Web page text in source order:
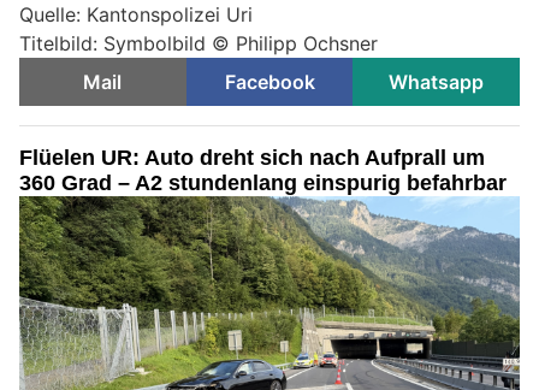
Quelle: Kantonspolizei Uri
Titelbild: Symbolbild © Philipp Ochsner
Mail
Facebook Whatsapp
Flüelen UR: Auto dreht sich nach Aufprall um
360 Grad – A2 stundenlang einspurig befahrbar